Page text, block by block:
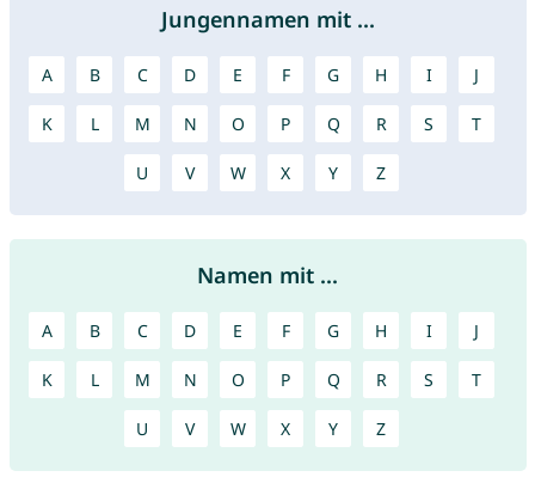
Jungennamen mit ...
A B C D E F G H I J
K L M N O P Q R S T
U V W X Y Z
Namen mit ...
A B C D E F G H I J
K L M N O P Q R S T
U V W X Y Z